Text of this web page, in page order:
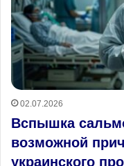
02.07.2026
Вспышка
возможной
украинского